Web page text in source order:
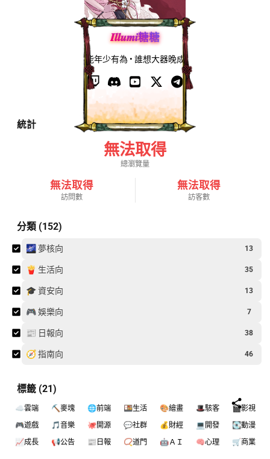
𝑰𝒍𝒍𝒖𝒎𝒊糖糖
能年少有為 • 誰想大器晚成
統計
無法取得
總瀏覽量
無法取得
訪問數
無法取得
訪客數
分類 (152)
🌌 夢核向 13
🍟 生活向 35
🎓 資安向 13
🎮 娛樂向 7
📰 日報向 38
🧭 指南向 46
標籤 (21)
☁️雲端 ⛏️麥塊 🌐前端 🍱生活 🎨繪畫 🎩駭客
🎬影視
🎮遊戲
🎵音樂 🐙開源 💬社群 💰財經 💻開發
💽動漫
📈成長
📢公告 📰日報 📿道門 🤖ＡＩ 🧠心理 🛒商業